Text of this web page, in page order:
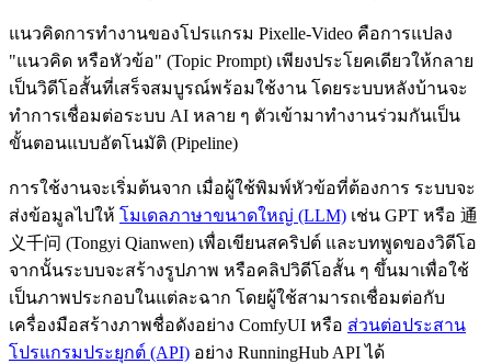
แนวคิดการทำงานของโปรแกรม Pixelle-Video คือการแปลง
"แนวคิด หรือหัวข้อ" (Topic Prompt) เพียงประโยคเดียวให้กลาย
เป็นวิดีโอสั้นที่เสร็จสมบูรณ์พร้อมใช้งาน โดยระบบหลังบ้านจะ
ทำการเชื่อมต่อระบบ AI หลาย ๆ ตัวเข้ามาทำงานร่วมกันเป็น
ขั้นตอนแบบอัตโนมัติ (Pipeline)
การใช้งานจะเริ่มต้นจาก เมื่อผู้ใช้พิมพ์หัวข้อที่ต้องการ ระบบจะ
ส่งข้อมูลไปให้ โมเดลภาษาขนาดใหญ่ (LLM) เช่น GPT หรือ 通
义千问 (Tongyi Qianwen) เพื่อเขียนสคริปต์ และบทพูดของวิดีโอ
จากนั้นระบบจะสร้างรูปภาพ หรือคลิปวิดีโอสั้น ๆ ขึ้นมาเพื่อใช้
เป็นภาพประกอบในแต่ละฉาก โดยผู้ใช้สามารถเชื่อมต่อกับ
เครื่องมือสร้างภาพชื่อดังอย่าง ComfyUI หรือ ส่วนต่อประสาน
โปรแกรมประยุกต์ (API) อย่าง RunningHub API ได้